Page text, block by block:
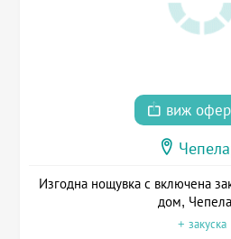
виж
Изгодна нощувка с включена
дом,
+ закуска